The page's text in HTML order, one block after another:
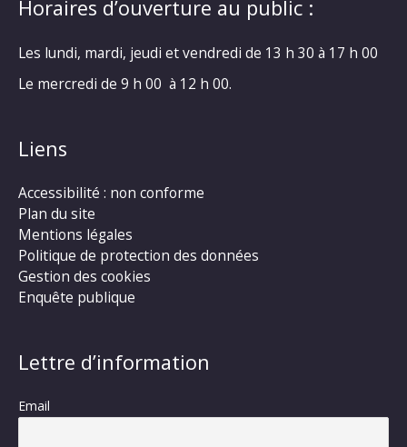
Horaires d’ouverture au public :
Les lundi, mardi, jeudi et vendredi de 13 h 30 à 17 h 00
Le mercredi de 9 h 00 à 12 h 00.
Liens
Accessibilité : non conforme
Plan du site
Mentions légales
Politique de protection des données
Gestion des cookies
Enquête publique
Lettre d’information
Email